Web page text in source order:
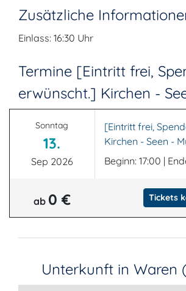
Zusätzliche
Einlass: 16:30 Uhr
Termine [Eintritt frei,
erwünscht.] Kirchen -
Sonntag
13.
Sep 2026
[Eintritt frei,
Kirchen - Seen -
Beginn: 17:00 |
ab 0 € Tickets
Unterkunft in Waren